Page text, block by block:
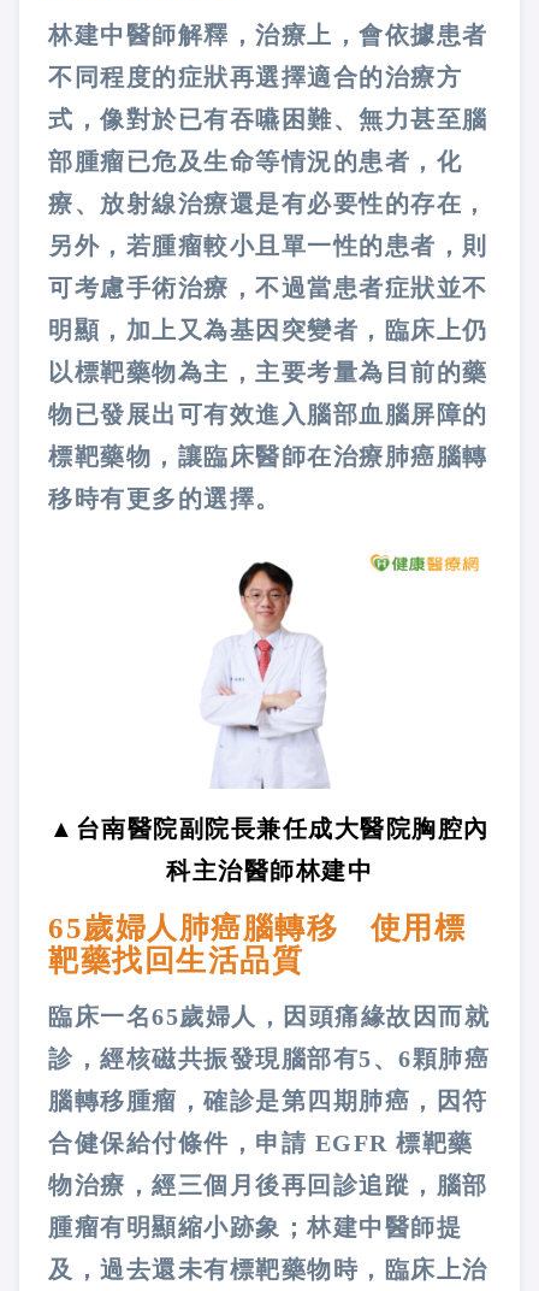
林建中醫師解釋，治療上，會依據患者
不同程度的症狀再選擇適合的治療方
式，像對於已有吞嚥困難、無力甚至腦
部腫瘤已危及生命等情況的患者，化
療、放射線治療還是有必要性的存在，
另外，若腫瘤較小且單一性的患者，則
可考慮手術治療，不過當患者症狀並不
明顯，加上又為基因突變者，臨床上仍
以標靶藥物為主，主要考量為目前的藥
物已發展出可有效進入腦部血腦屏障的
標靶藥物，讓臨床醫師在治療肺癌腦轉
移時有更多的選擇。
▲台南醫院副院長兼任成大醫院胸腔內
科主治醫師林建中
65歲婦人肺癌腦轉移 使用標
靶藥找回生活品質
臨床一名65歲婦人，因頭痛緣故因而就
診，經核磁共振發現腦部有5、6顆肺癌
腦轉移腫瘤，確診是第四期肺癌，因符
合健保給付條件，申請 EGFR 標靶藥
物治療，經三個月後再回診追蹤，腦部
腫瘤有明顯縮小跡象；林建中醫師提
及，過去還未有標靶藥物時，臨床上治